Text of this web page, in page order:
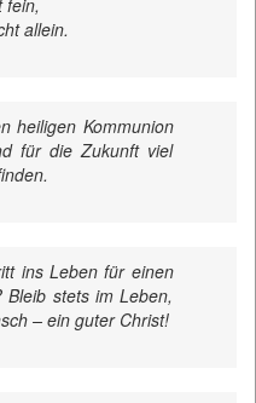
fein,
allein.
heiligen Kommunion
für die Zukunft viel
ins Leben für einen
Bleib stets im Leben,
– ein guter Christ!